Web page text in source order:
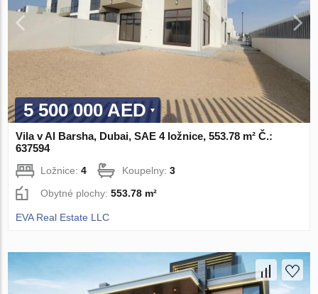
5 500 000 AED
Vila v Al Barsha, Dubai, SAE 4 ložnice, 553.78 m² Č.:
637594
Ložnice:4 Koupelny:3
Obytné plochy:553.78 m²
EVA Real Estate LLC